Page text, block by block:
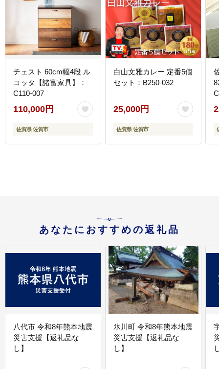
チェスト 60cm幅4段 ル
コッタ【諸富家具】：
C110-007
110,000円
佐賀県 佐賀市
白山文雅カレー 定番5個
セット：B250-032
25,000円
佐賀県 佐賀市
あなたにおすすめの返礼品
八代市 令和8年熊本地震
災害支援【返礼品な
し】
氷川町 令和8年熊本地震
災害支援【返礼品な
し】